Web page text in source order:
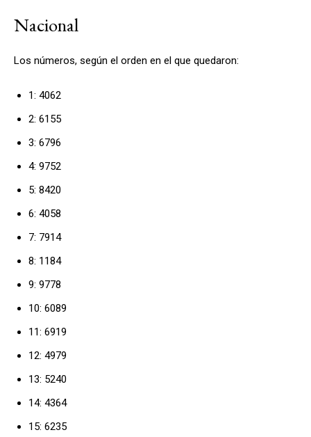
Nacional
Los números, según el orden en el que quedaron:
1: 4062
2: 6155
3: 6796
4: 9752
5: 8420
6: 4058
7: 7914
8: 1184
9: 9778
10: 6089
11: 6919
12: 4979
13: 5240
14: 4364
15: 6235